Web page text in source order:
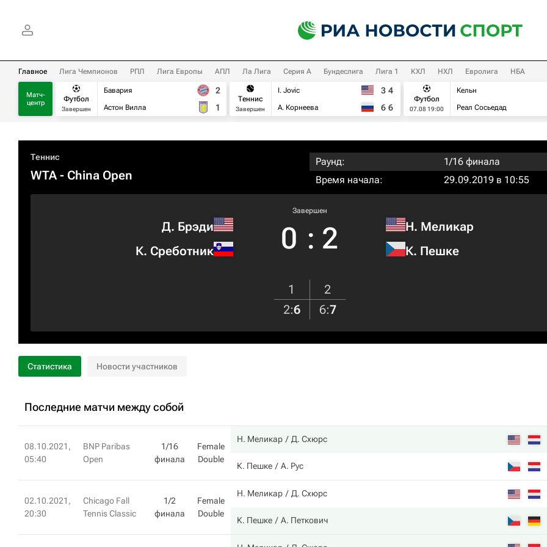
Главное Лига Чемпионов РПЛ Лига Европы АПЛ Ла Лига Серия А Бундеслига Лига 1 КХЛ НХЛ Евролига НБА
Матч-
центр
Футбол
Завершен
Бавария
Астон Вилла
2
1
Теннис
Завершен
I. Jovic
А. Корнеева
3 4
6 6
Футбол
07.08 19:00
Кельн
Реал Сосьедад
Теннис
WTA- China Open
Раунд:
1/16 финала
Время начала:
29.09.2019 в 10:55
Д. Брэди
К. Среботник
Завершен
0 : 2
Н. Меликар
К. Пешке
1
2
2:6 6:7
Статистика Новости участников
Последние матчи между собой
08.10.2021,
05:40
BNP Paribas
Open
1/16
финала
Female
Double
Н. Меликар Д. Схюрс
К. Пешке А. Рус
02.10.2021,
20:30
Chicago Fall
Tennis Classic
1/2
финала
Female
Double
Н. Меликар Д. Схюрс
К. Пешке А. Петкович